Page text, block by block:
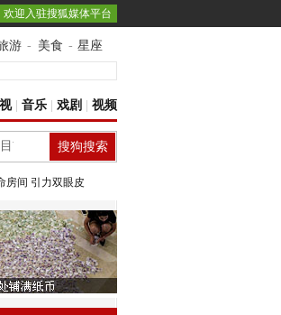
欢迎入驻搜狐媒体平台
游 - 美食 - 星座
| 音乐 戏剧 视频
房间 引力双眼皮